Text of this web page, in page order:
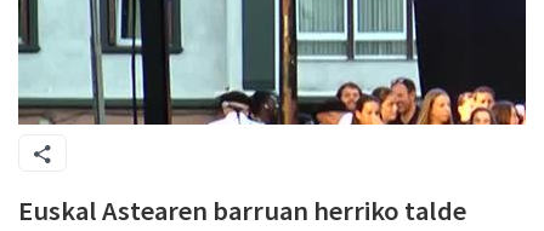
Euskal Astearen barruan herriko talde